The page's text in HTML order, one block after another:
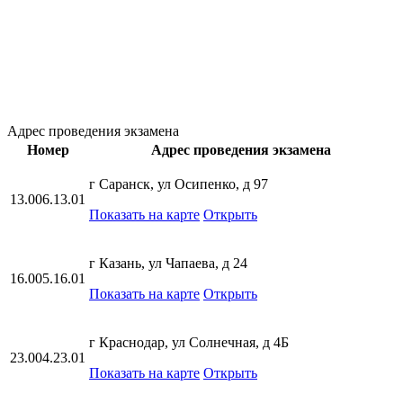
Адрес проведения экзамена
Номер
Адрес проведения экзамена
13.006.13.01
г Саранск, ул Осипенко, д 97
Показать на карте Открыть
16.005.16.01
г Казань, ул Чапаева, д 24
Показать на карте Открыть
23.004.23.01
г Краснодар, ул Солнечная, д 4Б
Показать на карте Открыть